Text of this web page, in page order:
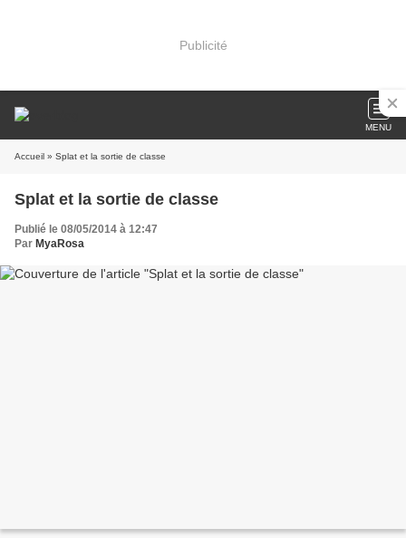
Publicité
MENU
Accueil » Splat et la sortie de classe
Splat et la sortie de classe
Publié le 08/05/2014 à 12:47
Par MyaRosa